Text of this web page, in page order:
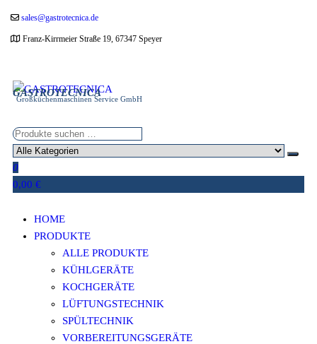
Zumsales@gastrotecnica.de
Franz-Kirrmeier Straße 19, 67347 Speyer
GASTROTECNICA
Großküchenmaschinen Service GmbH
0
0,00 €
HOME
PRODUKTE
ALLE PRODUKTE
KÜHLGERÄTE
KOCHGERÄTE
LÜFTUNGSTECHNIK
SPÜLTECHNIK
VORBEREITUNGSGERÄTE